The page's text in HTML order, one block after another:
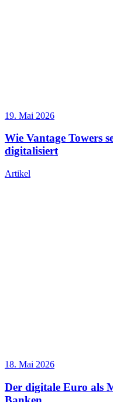
19. Mai 2026
Wie Vantage Towers
digitalisiert
Artikel
18. Mai 2026
Der digitale Euro als